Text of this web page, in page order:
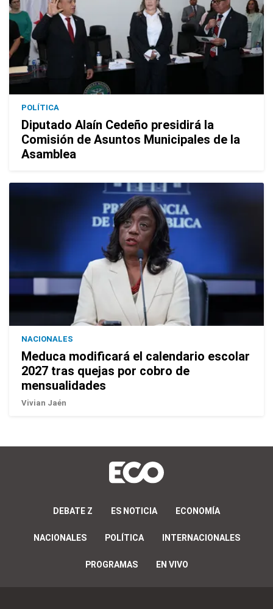
POLÍTICA
Diputado Alaín Cedeño presidirá la
Comisión de Asuntos Municipales de la
Asamblea
NACIONALES
Meduca modificará el calendario escolar
2027 tras quejas por cobro de
mensualidades
Vivian Jaén
DEBATE Z ES NOTICIA ECONOMÍA
NACIONALES POLÍTICA INTERNACIONALES
PROGRAMAS EN VIVO